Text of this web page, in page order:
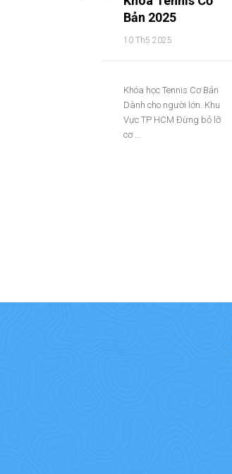
Bản 2025
10 Th5 2025
Khóa học Tennis Cơ Bản
Dành cho người lớn. Khu
Vực TP HCM Đừng bỏ lỡ
cơ ...